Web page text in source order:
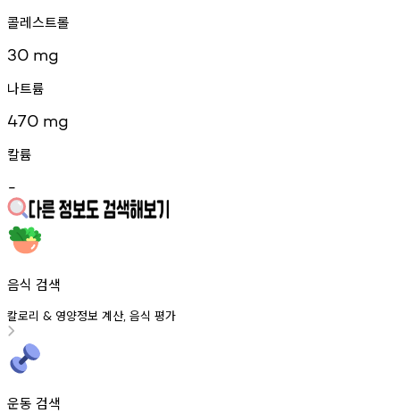
콜레스트롤
30 mg
나트륨
470 mg
칼륨
-
음식 검색
칼로리 & 영양정보 계산, 음식 평가
운동 검색